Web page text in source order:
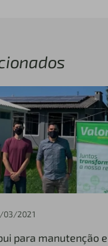
03/2021
para manutenção